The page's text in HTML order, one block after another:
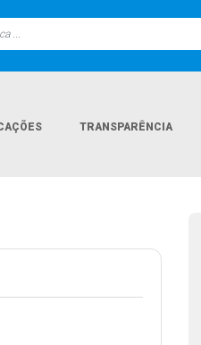
TRANSPARÊNCIA